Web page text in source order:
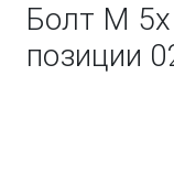
Болт М
позиции